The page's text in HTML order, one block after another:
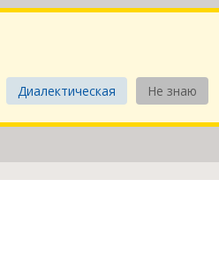
Диалектическая Не знаю